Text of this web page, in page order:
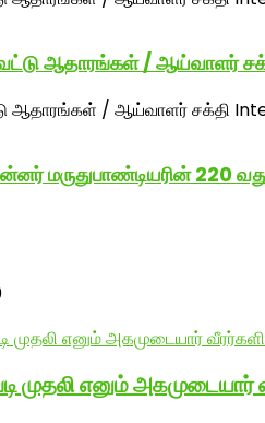
ஆதாரங்கள் / ஆய்வாளர்
மருதுபாண்டியரின் 220
முதலி எனும்